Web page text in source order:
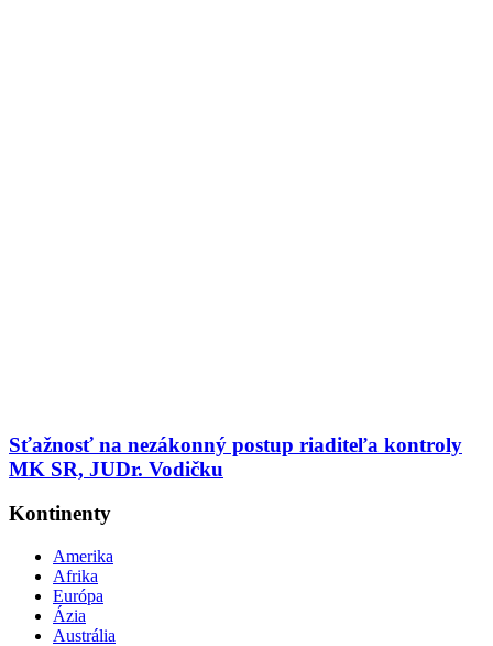
Sťažnosť na nezákonný postup riaditeľa kontroly
MK SR, JUDr. Vodičku
Kontinenty
Amerika
Afrika
Európa
Ázia
Austrália